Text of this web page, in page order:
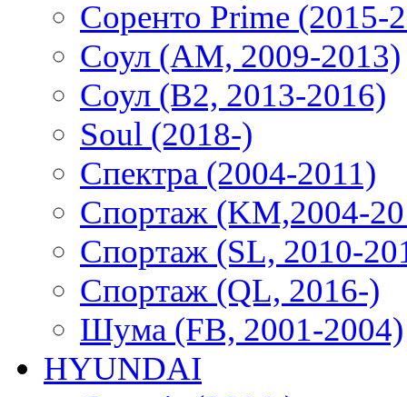
Соренто Prime (2015-
Соул (AM, 2009-2013)
Соул (B2, 2013-2016)
Soul (2018-)
Спектра (2004-2011)
Спортаж (KM,2004-
Спортаж (SL, 2010-
Спортаж (QL, 2016-)
Шума (FB, 2001-2004)
HYUNDAI